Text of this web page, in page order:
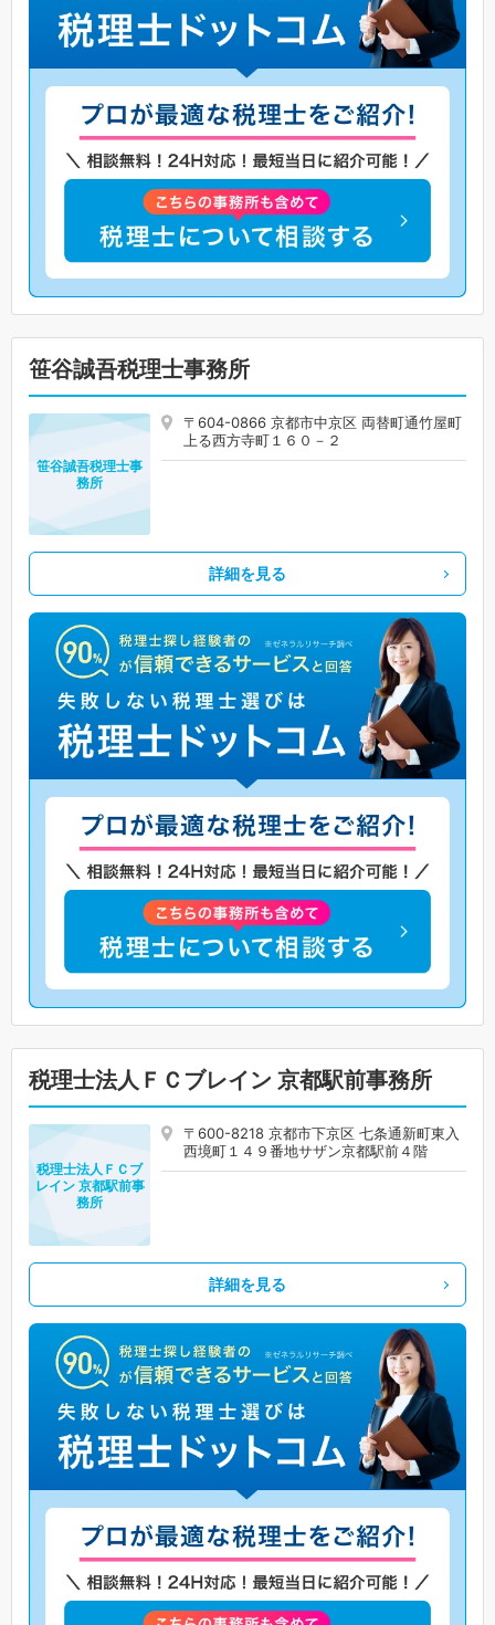
笹谷誠吾税理士事務所
〒604-0866 京都市中京区 両替町通竹屋町
上る西方寺町１６０－２
笹谷誠吾税理士事
務所
詳細を見る
税理士法人ＦＣブレイン 京都駅前事務所
〒600-8218 京都市下京区 七条通新町東入
西境町１４９番地サザン京都駅前４階
税理士法人ＦＣブ
レイン 京都駅前事
務所
詳細を見る